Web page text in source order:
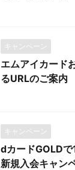
キャンペーン
エムアイカード
るURLのご案内
キャンペーン
dカードGOLD
新規入会キャン